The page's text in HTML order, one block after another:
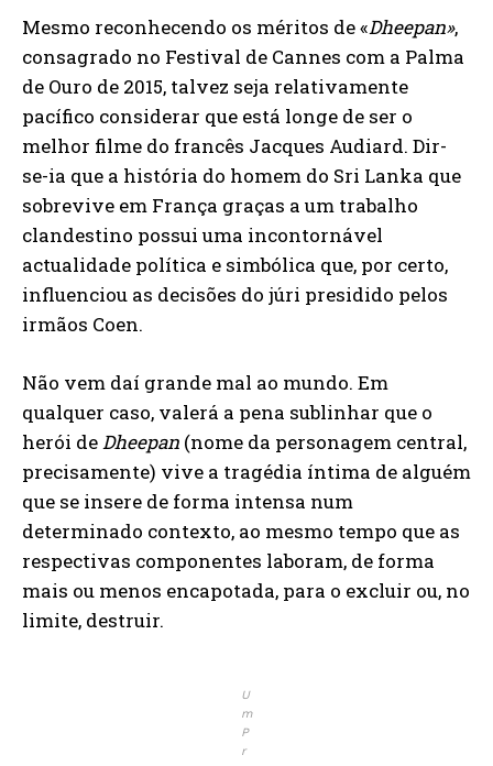
Mesmo reconhecendo os méritos de «Dheepan»,
consagrado no Festival de Cannes com a Palma
de Ouro de 2015, talvez seja relativamente
pacífico considerar que está longe de ser o
melhor filme do francês Jacques Audiard. Dir-
se-ia que a história do homem do Sri Lanka que
sobrevive em França graças a um trabalho
clandestino possui uma incontornável
actualidade política e simbólica que, por certo,
influenciou as decisões do júri presidido pelos
irmãos Coen.
Não vem daí grande mal ao mundo. Em
qualquer caso, valerá a pena sublinhar que o
herói deDheepan (nome da personagem central,
precisamente) vive a tragédia íntima de alguém
que se insere de forma intensa num
determinado contexto, ao mesmo tempo que as
respectivas componentes laboram, de forma
mais ou menos encapotada, para o excluir ou, no
limite, destruir.
U
m
P
r